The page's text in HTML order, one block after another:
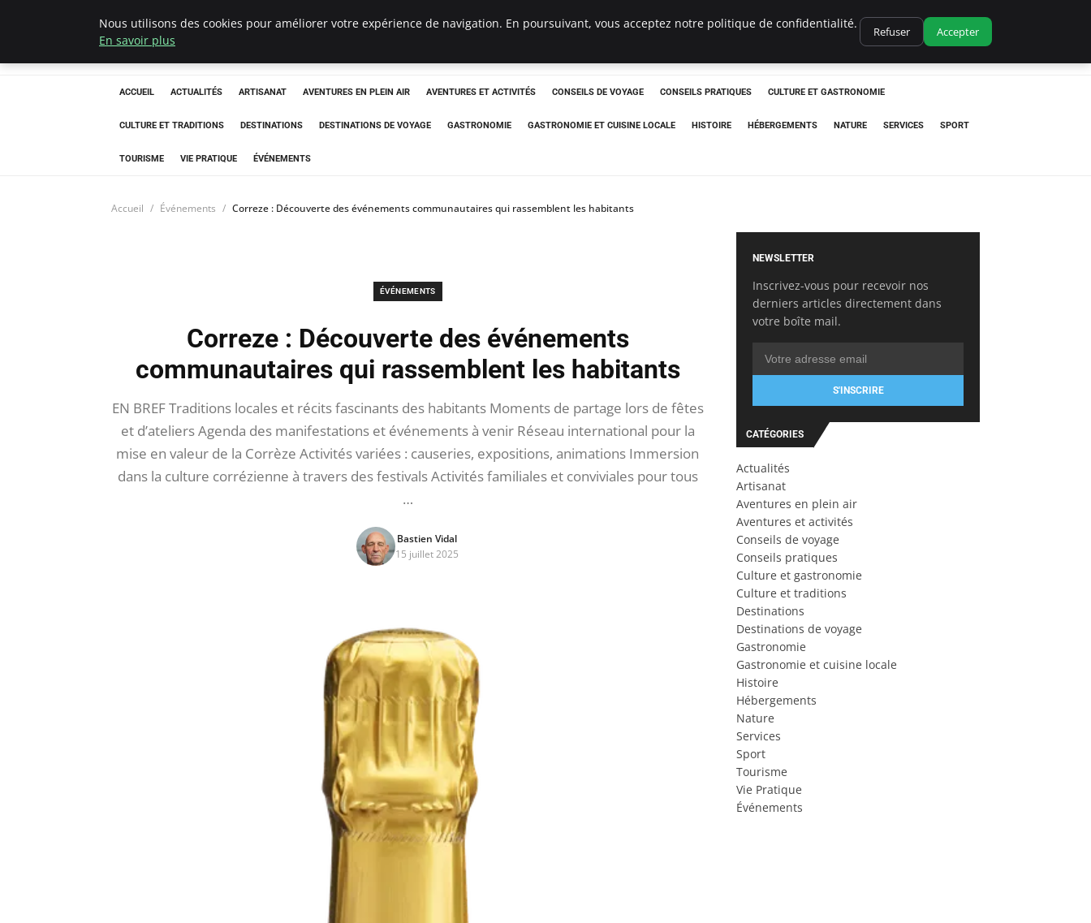
Correze Co
ACCUEIL ACTUALITÉS ARTISANAT AVENTURES EN PLEIN AIR AVENTURES ET ACTIVITÉS CONSEILS DE VOYAGE CONSEILS PRATIQUES CULTURE ET GASTRONOMIE
CULTURE ET TRADITIONS DESTINATIONS DESTINATIONS DE VOYAGE GASTRONOMIE GASTRONOMIE ET CUISINE LOCALE HISTOIRE HÉBERGEMENTS NATURE SERVICES SPORT
TOURISME VIE PRATIQUE ÉVÉNEMENTS
Accueil Événements Correze : Découverte des événements communautaires qui rassemblent les habitants
ÉVÉNEMENTS
Correze : Découverte des événements
communautaires qui rassemblent les habitants
EN BREF Traditions locales et récits fascinants des habitants Moments de partage lors de fêtes
et d’ateliers Agenda des manifestations et événements à venir Réseau international pour la
mise en valeur de la Corrèze Activités variées : causeries, expositions, animations Immersion
dans la culture corrézienne à travers des festivals Activités familiales et conviviales pour tous
…
Bastien Vidal
15 juillet 2025
NEWSLETTER
Inscrivez-vous pour recevoir nos
derniers articles directement dans
votre boîte mail.
S'INSCRIRE
CATÉGORIES
Actualités
Artisanat
Aventures en plein air
Aventures et activités
Conseils de voyage
Conseils pratiques
Culture et gastronomie
Culture et traditions
Destinations
Destinations de voyage
Gastronomie
Gastronomie et cuisine locale
Histoire
Hébergements
Nature
Services
Sport
Tourisme
Vie Pratique
Événements
Nous utilisons des cookies pour améliorer votre expérience de navigation. En poursuivant, vous acceptez notre politique de confidentialité.
En savoir plus
Refuser Accepter